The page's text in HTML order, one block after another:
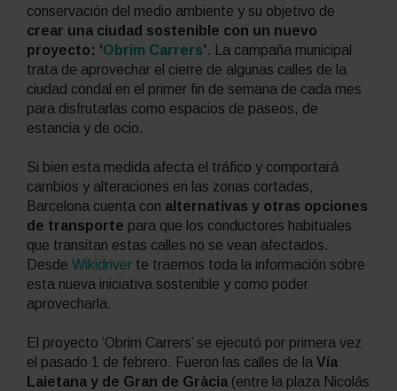
conservación del medio ambiente y su objetivo de
crear una ciudad sostenible con un nuevo
proyecto: ‘Obrim Carrers’. La campaña municipal
trata de aprovechar el cierre de algunas calles de la
ciudad condal en el primer fin de semana de cada mes
para disfrutarlas como espacios de paseos, de
estancia y de ocio.
Si bien esta medida afecta el tráfico y comportará
cambios y alteraciones en las zonas cortadas,
Barcelona cuenta con alternativas y otras opciones
de transporte para que los conductores habituales
que transitan estas calles no se vean afectados.
Desde Wikidriver te traemos toda la información sobre
esta nueva iniciativa sostenible y como poder
aprovecharla.
El proyecto ‘Obrim Carrers’ se ejecutó por primera vez
el pasado 1 de febrero. Fueron las calles de la Vía
Laietana y de Gran de Gràcia (entre la plaza Nicolás